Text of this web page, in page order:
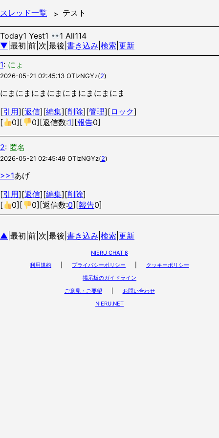
スレッド一覧 テスト
Today1 Yest1
1 All114
▼ |最初|前|次|最後| 書き込み 検索 更新
1: にょ
2026-05-21 02:45:13 OTIzNGYz(2)
にまにまにまにまにまにまにまにま
[引用][返信][編集][削除][管理][ロック]
[
0][ 0][返信数:1][報告0]
2: 匿名
2026-05-21 02:45:49 OTIzNGYz(2)
>>1あげ
[引用][返信][編集][削除]
[
0][ 0][返信数:0][報告0]
▲ |最初|前|次|最後| 書き込み 検索 更新
NIERU CHAT β
利用規約
プライバシーポリシー
クッキーポリシー
掲示板のガイドライン
ご意見・ご要望
お問い合わせ
NIERU.NET